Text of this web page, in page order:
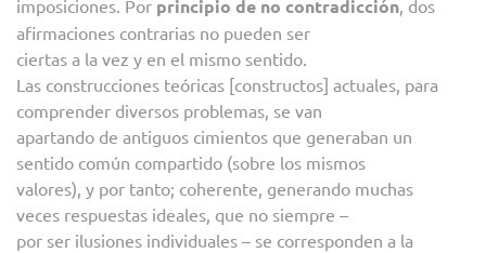
imposiciones. Por principio de no contradicción, dos
afirmaciones contrarias no pueden ser
ciertas a la vez y en el mismo sentido.
Las construcciones teóricas [constructos] actuales, para
comprender diversos problemas, se van
apartando de antiguos cimientos que generaban un
sentido común compartido (sobre los mismos
valores), y por tanto; coherente, generando muchas
veces respuestas ideales, que no siempre –
por ser ilusiones individuales – se corresponden a la